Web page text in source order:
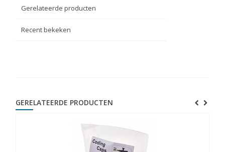
Gerelateerde producten
Recent bekeken
GERELATEERDE PRODUCTEN